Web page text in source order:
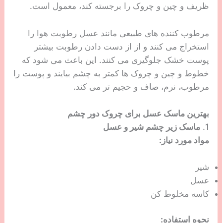
ظریف و چین و چروک را برجسته کند، معمول است.
مرطوب کننده های طبیعی مانند عسل رطوبت هوا را
استخراج می کنند و از از دست دادن رطوبت بیشتر
پوست خشک جلوگیری می کنند. این باعث می شود که
خطوط و چین و چروک ها کمتر به چشم بیایند و پوست را
مرطوب، نرم، صاف و حجیم تر می کند.
بهترین ماسک عسل برای چروک دور چشم
1. ماسک زیر چشم شیر و عسل
مواد مورد نیاز:
شیر
عسل
کاسه مخلوط کن
نحوه استفاده: